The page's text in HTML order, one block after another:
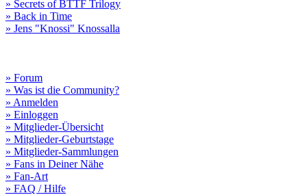
» Secrets of BTTF Trilogy
» Back in Time
» Jens "Knossi" Knossalla
» Forum
» Was ist die Community?
» Anmelden
» Einloggen
» Mitglieder-Übersicht
» Mitglieder-Geburtstage
» Mitglieder-Sammlungen
» Fans in Deiner Nähe
» Fan-Art
» FAQ / Hilfe